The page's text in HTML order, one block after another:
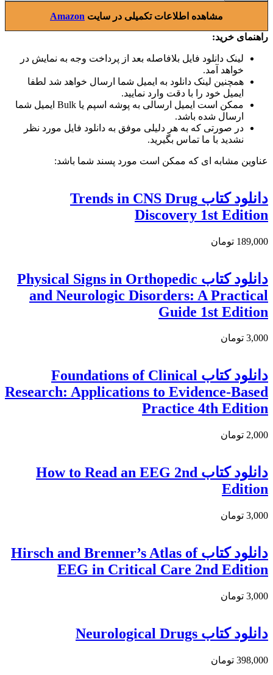
مشاهده اطلاعات تکمیلی در سایت Amazon
راهنمای خرید:
لینک دانلود فایل بلافاصله بعد از پرداخت وجه به نمایش در
خواهد آمد.
همچنین لینک دانلود به ایمیل شما ارسال خواهد شد لطفا
ایمیل خود را با دقت وارد نمایید.
ممکن است ایمیل ارسالی به پوشه اسپم یا Bulk ایمیل شما
ارسال شده باشد.
در صورتی که به هر دلیلی موفق به دانلود فایل مورد نظر
نشدید با ما تماس بگیرید.
عناوین مشابه ای که ممکن است مورد پسند شما باشد:
دانلود کتاب Trends in CNS Drug
Discovery 1st Edition
189,000 تومان
دانلود کتاب Physical Signs in Orthopedic
and Neurologic Disorders: A Practical
Guide 1st Edition
3,000 تومان
دانلود كتاب Foundations of Clinical
Research: Applications to Evidence-Based
Practice 4th Edition
2,000 تومان
دانلود کتاب How to Read an EEG 2nd
Edition
3,000 تومان
دانلود كتاب Hirsch and Brenner’s Atlas of
EEG in Critical Care 2nd Edition
3,000 تومان
دانلود کتاب Neurological Drugs
398,000 تومان